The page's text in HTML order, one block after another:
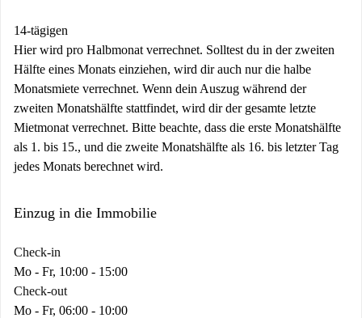
14-tägigen
Hier wird pro Halbmonat verrechnet. Solltest du in der zweiten
Hälfte eines Monats einziehen, wird dir auch nur die halbe
Monatsmiete verrechnet. Wenn dein Auszug während der
zweiten Monatshälfte stattfindet, wird dir der gesamte letzte
Mietmonat verrechnet. Bitte beachte, dass die erste Monatshälfte
als 1. bis 15., und die zweite Monatshälfte als 16. bis letzter Tag
jedes Monats berechnet wird.
Einzug in die Immobilie
Check-in
Mo - Fr, 10:00 - 15:00
Check-out
Mo - Fr, 06:00 - 10:00